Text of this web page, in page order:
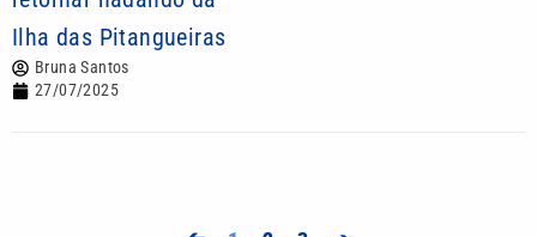
Ilha das Pitangueiras
Bruna Santos
27/07/2025